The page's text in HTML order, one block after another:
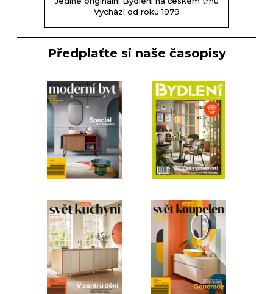
Vychází od roku 1979
Předplaťte si naše časopisy